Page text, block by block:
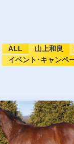
ALL 山上和良
イベント･キャンペ